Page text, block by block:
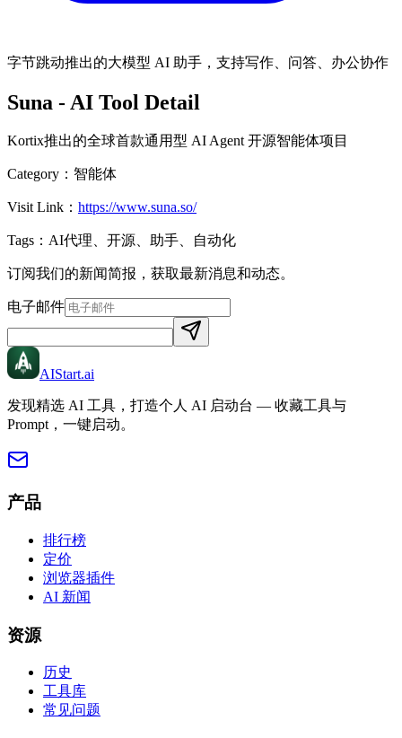
字节跳动推出的大模型 AI 助手，支持写作、问答、办公协作
Suna - AI Tool Detail
Kortix推出的全球首款通用型 AI Agent 开源智能体项目
Category： 智能体
Visit Link： https://www.suna.so/
Tags： AI代理、开源、助手、自动化
订阅我们的新闻简报，获取最新消息和动态。
电子邮件
AIStart.ai
发现精选 AI 工具，打造个人 AI 启动台 — 收藏工具与
Prompt，一键启动。
产品
排行榜
定价
浏览器插件
AI 新闻
资源
历史
工具库
常见问题